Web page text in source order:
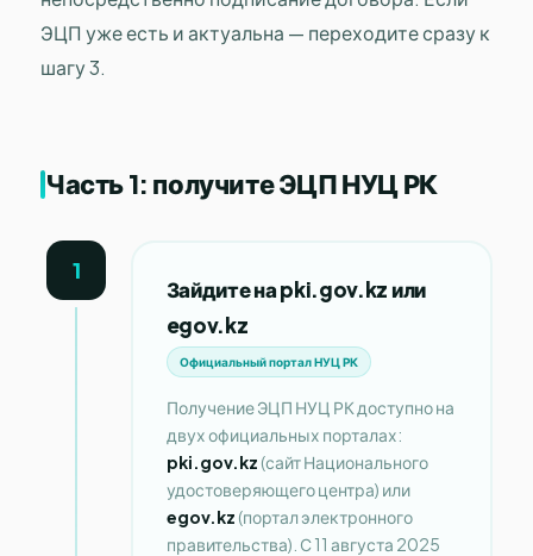
ЭЦП уже есть и актуальна — переходите сразу к
шагу 3.
Часть 1: получите ЭЦП НУЦ РК
1
Зайдите на pki.gov.kz или
egov.kz
Официальный портал НУЦ РК
Получение ЭЦП НУЦ РК доступно на
двух официальных порталах:
pki.gov.kz (сайт Национального
удостоверяющего центра) или
egov.kz (портал электронного
правительства). С 11 августа 2025